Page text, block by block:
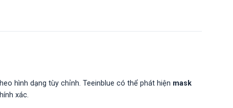
hình dạng tùy chỉnh. Teeinblue có thể phát hiện mask
xác.